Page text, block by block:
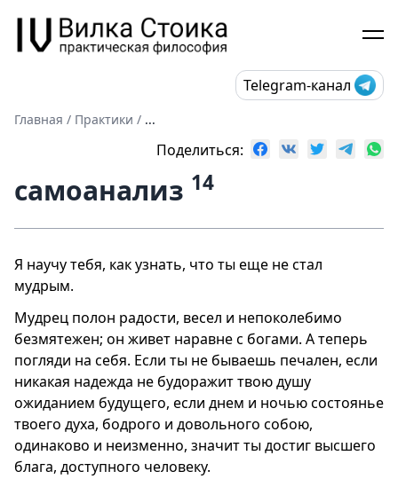
Telegram-канал
Главная / Практики / ...
Поделиться:
самоанализ 14
Я научу тебя, как узнать, что ты еще не стал
мудрым.
Мудрец полон радости, весел и непоколебимо
безмятежен; он живет наравне с богами. А теперь
погляди на себя. Если ты не бываешь печален, если
никакая надежда не будоражит твою душу
ожиданием будущего, если днем и ночью состоянье
твоего духа, бодрого и довольного собою,
одинаково и неизменно, значит ты достиг высшего
блага, доступного человеку.